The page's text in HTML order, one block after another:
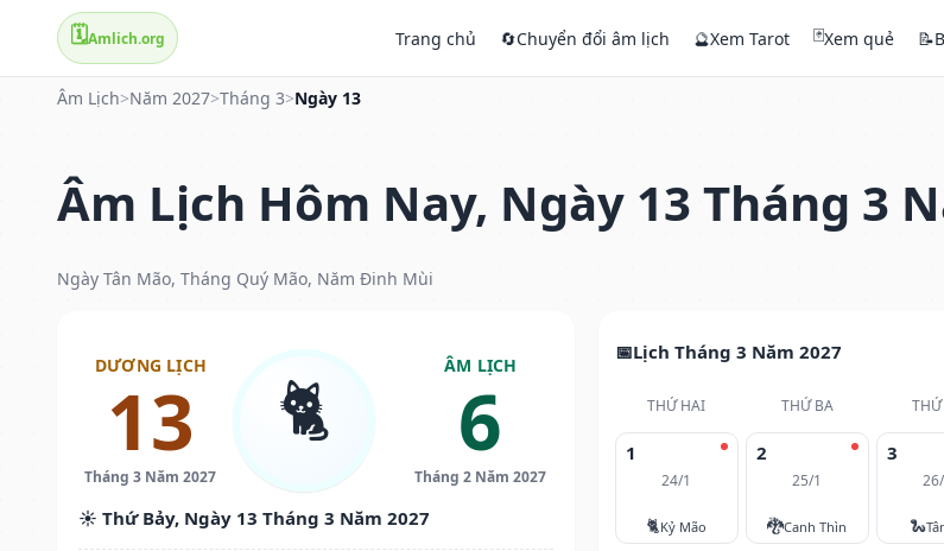
🗓️Amlich.org Trang chủ 🔄Chuyển đổi âm lịch 🔮Xem Tarot 🃏Xem quẻ 📝
Âm Lịch>Năm 2027>Tháng 3>Ngày 13
Âm Lịch Hôm Nay, Ngày 13 Tháng 3
Ngày Tân Mão, Tháng Quý Mão, Năm Đinh Mùi
DƯƠNG LỊCH
13
Tháng 3 Năm 2027
🐈 ÂM LỊCH
6
Tháng 2 Năm 2027
☀️ Thứ Bảy, Ngày 13 Tháng 3 Năm 2027
Lịch Tháng 3 Năm 2027
THỨ HAI THỨ BA
1
24/1
🐈Kỷ Mão
2
25/1
🐉Canh Thìn
3
🐍